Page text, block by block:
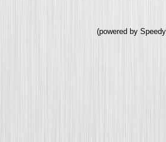
(powered by